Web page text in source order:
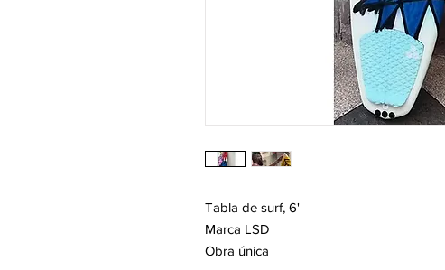
Tabla de surf, 6'
Marca LSD
Obra única